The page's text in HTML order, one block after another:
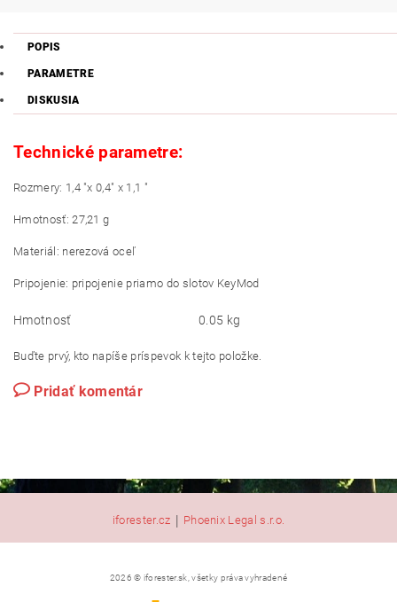
POPIS
PARAMETRE
DISKUSIA
Technické parametre:
Rozmery: 1,4 "x 0,4" x 1,1 "
Hmotnosť: 27,21 g
Materiál: nerezová oceľ
Pripojenie: pripojenie priamo do slotov KeyMod
Hmotnosť 0.05 kg
Buďte prvý, kto napíše príspevok k tejto položke.
Pridať komentár
iforester.cz Phoenix Legal s.r.o.
2026 © iforester.sk, všetky práva vyhradené